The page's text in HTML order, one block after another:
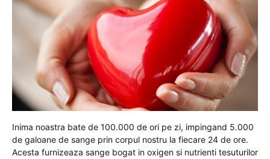
Inima noastra bate de 100.000 de ori pe zi, impingand 5.000
de galoane de sange prin corpul nostru la fiecare 24 de ore.
Acesta furnizeaza sange bogat in oxigen si nutrienti tesuturilor